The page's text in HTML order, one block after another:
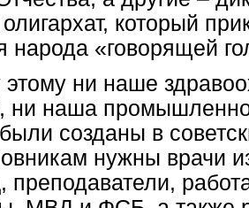
который
народа «говорящей
этому ни наше
ни наша
созданы в
нужны врачи
преподаватели,